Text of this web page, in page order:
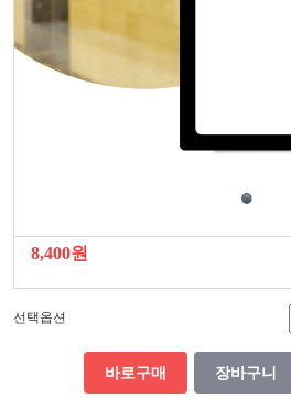
8,400원
선택옵션
바로구매 장바구니